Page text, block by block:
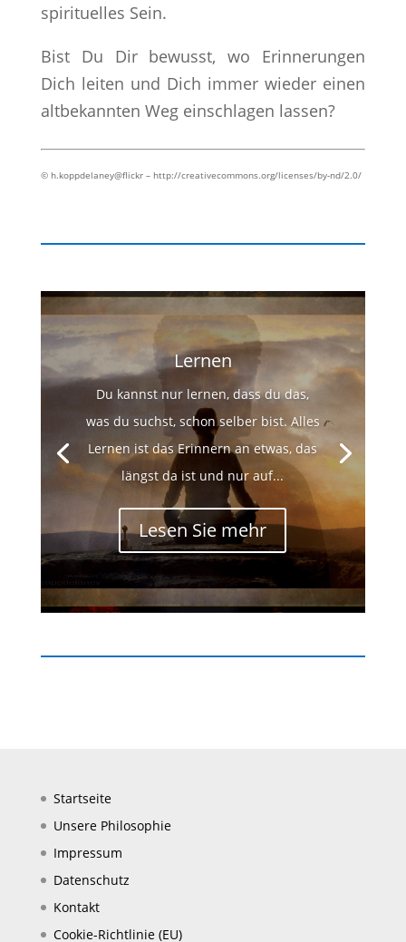
spirituelles Sein.
Bist Du Dir bewusst, wo Erinnerungen
Dich leiten und Dich immer wieder einen
altbekannten Weg einschlagen lassen?
© h.koppdelaney@flickr – http://creativecommons.org/licenses/by-nd/2.0/
Lernen
Du kannst nur lernen, dass du das,
was du suchst, schon selber bist. Alles
Lernen ist das Erinnern an etwas, das
längst da ist und nur auf...
Lesen Sie mehr
Startseite
Unsere Philosophie
Impressum
Datenschutz
Kontakt
Cookie-Richtlinie (EU)